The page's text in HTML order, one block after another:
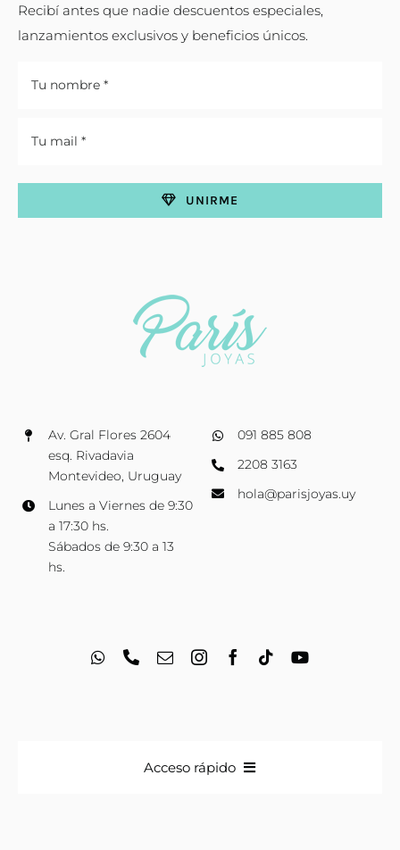
Av. Gral Flores 2604
esq. Rivadavia
Montevideo, Uruguay
Lunes a Viernes de 9:30
a 17:30 hs.
Sábados de 9:30 a 13
hs.
091 885 808
2208 3163
hola@parisjoyas.uy
Recibí antes que nadie descuentos especiales,
lanzamientos exclusivos y beneficios únicos.
UNIRME
Acceso rápido